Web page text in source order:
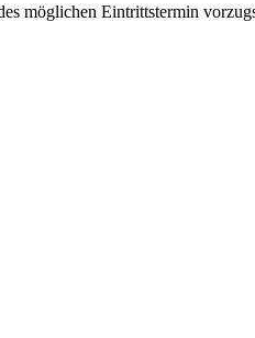
möglichen Eintrittstermin